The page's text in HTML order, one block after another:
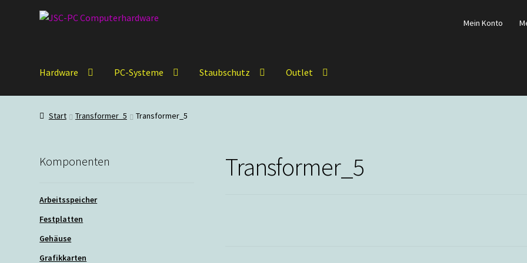
Zur
Zum
Mein Konto
Hardware PC-Systeme Staubschutz Outlet
Start Transformer_5 Transformer_5
Transformer_5
Komponenten
Arbeitsspeicher
Festplatten
Gehäuse
Grafikkarten